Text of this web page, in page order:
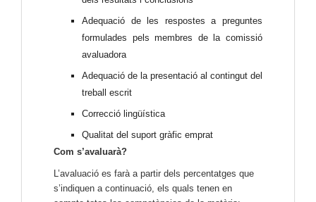
Adequació de les respostes a preguntes
formulades pels membres de la comissió
avaluadora
Adequació de la presentació al contingut del
treball escrit
Correcció lingüística
Qualitat del suport gràfic emprat
Com s’avaluarà?
L’avaluació es farà a partir dels percentatges que
s’indiquen a continuació, els quals tenen en